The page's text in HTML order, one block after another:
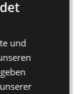
S
und